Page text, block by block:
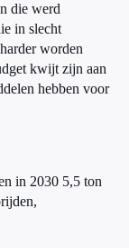
die werd
in slecht
worden
kwijt zijn aan
hebben voor
in 2030 5,5 ton